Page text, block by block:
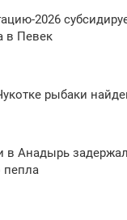
2026
в Певек
рыбаки
в Анадырь
пепла